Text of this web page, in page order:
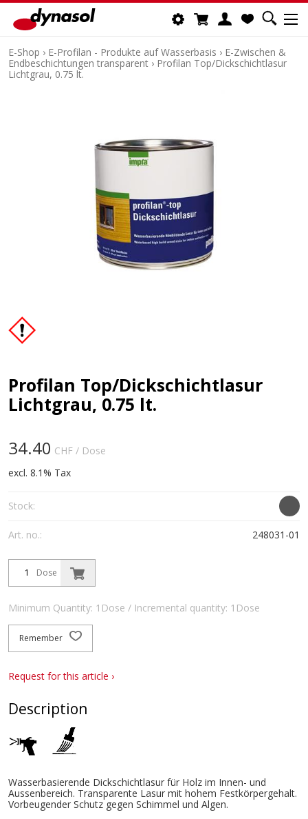
E-Shop › E-Profilan - Produkte auf Wasserbasis › E-Zwischen &
Endbeschichtungen transparent › Profilan Top/Dickschichtlasur
Lichtgrau, 0.75 lt.
Profilan Top/Dickschichtlasur
Lichtgrau, 0.75 lt.
34.40 CHF / Dose
excl. 8.1% Tax
Stock:
Art. no.: 248031-01
Dose
Minimum Quantity: 1Dose / Incremental quantity: 1Dose
Remember
Request for this article ›
Description
Wasserbasierende Dickschichtlasur für Holz im Innen- und
Aussenbereich. Transparente Lasur mit hohem Festkörpergehalt.
Vorbeugender Schutz gegen Schimmel und Algen.